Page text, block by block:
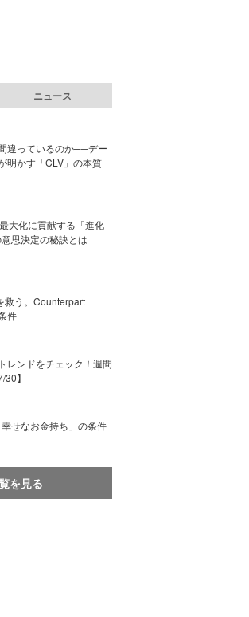
ニュース
違っているのか──デー
明かす「CLV」の本質
大化に貢献する「進化
思決定の秘訣とは
救う。Counterpart
件
レンドをチェック！週間
】
せなお金持ち」の条件
を見る